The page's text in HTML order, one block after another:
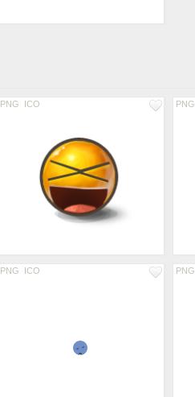
PNG ICO PNG
PNG ICO PNG